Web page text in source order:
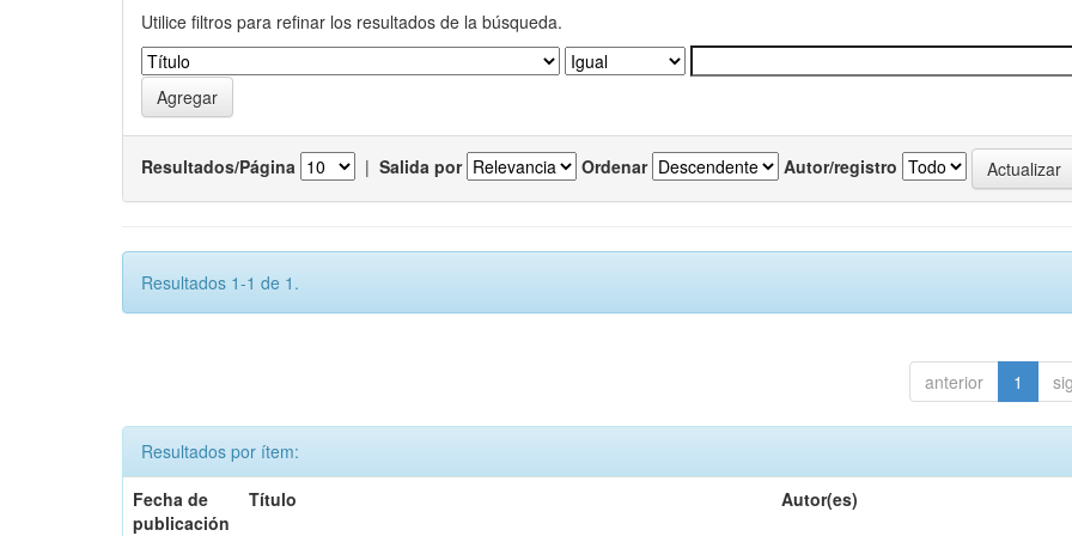
Utilice filtros para refinar los resultados de la búsqueda.
Resultados/Página | Salida por Ordenar Autor/registro
Resultados 1-1 de 1.
anterior 1
Resultados por ítem:
Fecha de
publicación
Título Autor(es)